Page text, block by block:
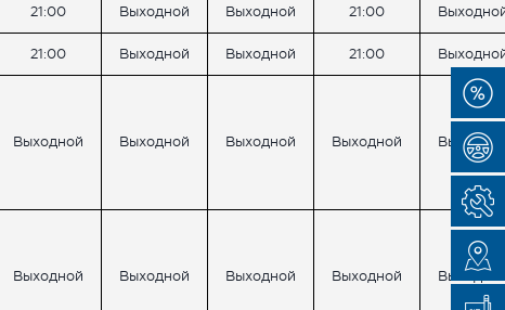
21:00 Выходной Выходной 21:00
21:00 Выходной Выходной 21:00
Выходной Выходной Выходной Выходной
Выходной Выходной Выходной Выходной